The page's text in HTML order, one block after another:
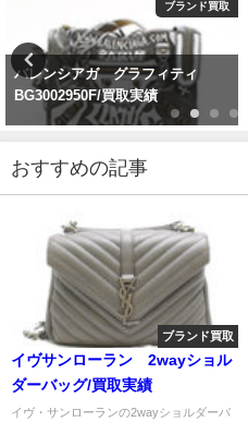
ブランド買取
バレンシアガ グラフィティ
BG3002950F/買取実績
おすすめの記事
ブランド買取
イヴサンローラン 2wayショル
ダーバッグ/買取実績
イヴ・サンローランの2wayショルダーバ